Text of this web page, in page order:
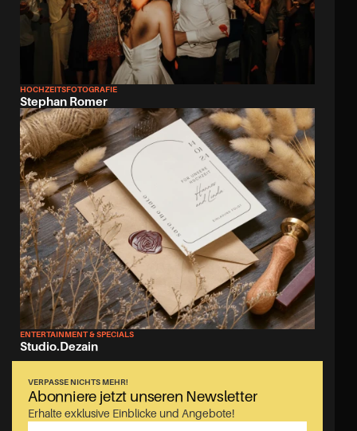
HOCHZEITSFOTOGRAFIE
Stephan Romer
ENTERTAINMENT & SPECIALS
Studio.Dezain
VERPASSE NICHTS MEHR!
Abonniere jetzt unseren Newsletter
Erhalte exklusive Einblicke und Angebote!